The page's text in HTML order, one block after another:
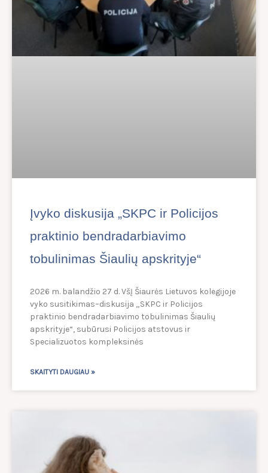
Įvyko diskusija „SKPC ir Policijos
praktinio bendradarbiavimo
tobulinimas Šiaulių apskrityje“
2026 m. balandžio 27 d. VšĮ Šiaurės Lietuvos kolegijoje
vyko susitikimas–diskusija „SKPC ir Policijos
praktinio bendradarbiavimo tobulinimas Šiaulių
apskrityje“, subūrusi Policijos atstovus ir
Specializuotos kompleksinės
SKAITYTI DAUGIAU »